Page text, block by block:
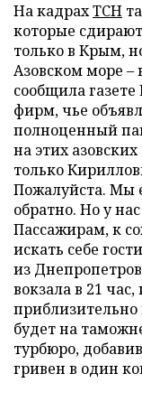
На кадрахТСН
которые
только в Крым,
Азовском море –
сообщила
фирм, чье
полноценный
на этих
только
Пожалуйста. Мы
обратно. Но у
Пассажирам, к
искать себе
из
вокзала в 21
приблизительно
будет на
турбюро,
гривен в один